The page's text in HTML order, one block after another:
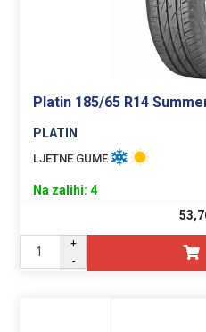
Platin 185/65 R14
PLATIN
LJETNE GUME
Na zalihi: 4
+
-